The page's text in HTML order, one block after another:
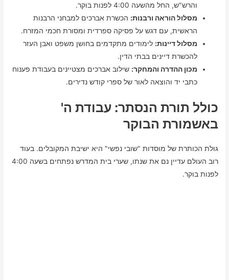
והרש"ש, החל מהשעה 4:00 לפנות בוקר.
מסלול הוראה ורבנות: הכשרת אברכים למבחני הרבנות
הראשית, עם דגש על פסיקה ספרדית ומסורת חכמי המזרח.
מסלול דיינות: לימודים מתקדמים בחושן משפט ואבן העזר
להכשרת דיינים בבתי הדין.
מכון ההדרה והמחקר: שילוב אברכים מצטיינים בעבודת פענוח
כתבי יד והוצאה לאור של ספרי קודש נדירים.
כולל תורת הנסתר: עבודת ה'
באשמורת הבוקר
גולת הכותרת של מוסדות "שובי נפשי" היא ישיבת המקובלים. בעוד
רוב העולם עדיין נם את שנתו, שערי בית המדרש נפתחים בשעה 4:00
לפנות בוקר.